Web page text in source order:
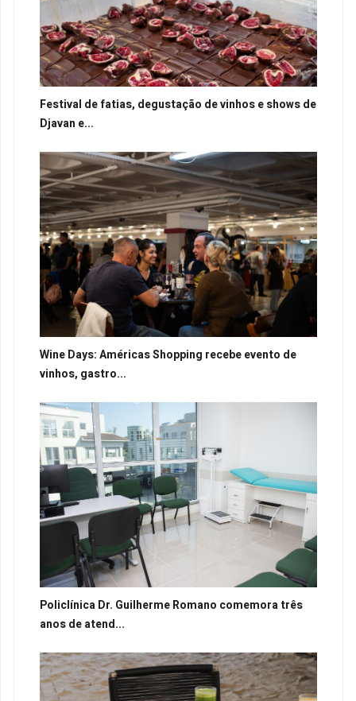
Festival de fatias, degustação de vinhos e shows de
Djavan e...
Wine Days: Américas Shopping recebe evento de
vinhos, gastro...
Policlínica Dr. Guilherme Romano comemora três
anos de atend...